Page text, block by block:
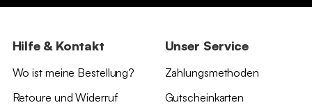
Hilfe & Kontakt
Wo ist meine Bestellung?
Retoure und Widerruf
Unser Service
Zahlungsmethoden
Gutscheinkarten